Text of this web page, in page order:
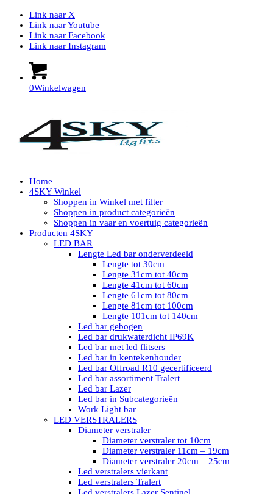
Link naar X
Link naar Youtube
Link naar Facebook
Link naar Instagram
0Winkelwagen
Home
4SKY Winkel
Shoppen in Winkel met filter
Shoppen in product categorieën
Shoppen in vaar en voertuig categorieën
Producten 4SKY
LED BAR
Lengte Led bar onderverdeeld
Lengte tot 30cm
Lengte 31cm tot 40cm
Lengte 41cm tot 60cm
Lengte 61cm tot 80cm
Lengte 81cm tot 100cm
Lengte 101cm tot 140cm
Led bar gebogen
Led bar drukwaterdicht IP69K
Led bar met led flitsers
Led bar in kentekenhouder
Led bar Offroad R10 gecertificeerd
Led bar assortiment Tralert
Led bar Lazer
Led bar in Subcategorieën
Work Light bar
LED VERSTRALERS
Diameter verstraler
Diameter verstraler tot 10cm
Diameter verstraler 11cm – 19cm
Diameter verstraler 20cm – 25cm
Led verstralers vierkant
Led verstralers Tralert